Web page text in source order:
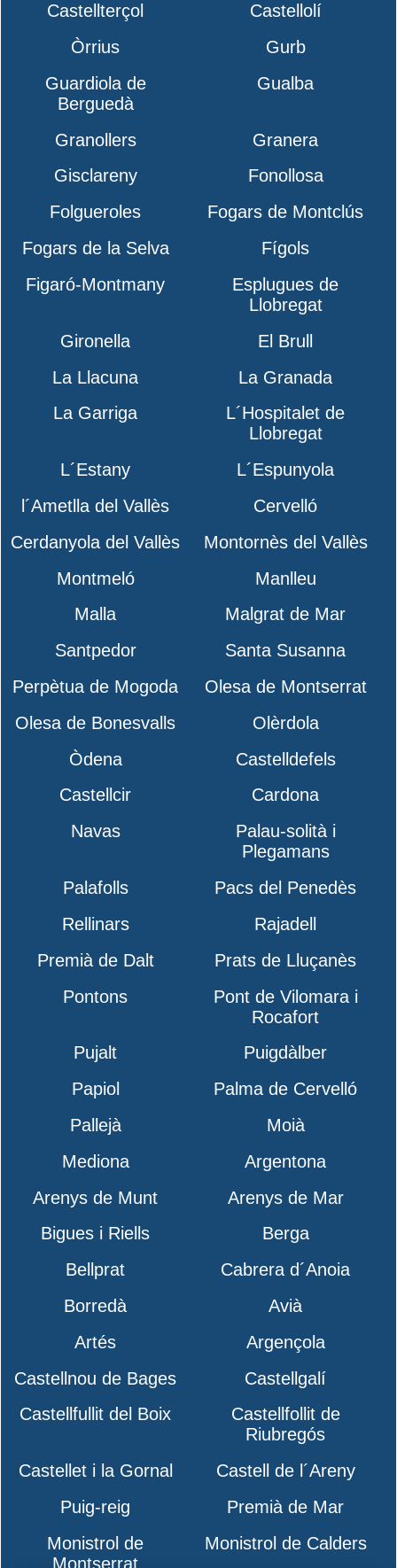
Castellterçol
Castellolí
Òrrius
Gurb
Guardiola de
Berguedà
Gualba
Granollers
Granera
Gisclareny
Fonollosa
Folgueroles
Fogars de Montclús
Fogars de la Selva
Fígols
Figaró-Montmany
Esplugues de
Llobregat
Gironella
El Brull
La Llacuna
La Granada
La Garriga
L´Hospitalet de
Llobregat
L´Estany
L´Espunyola
l´Ametlla del Vallès
Cervelló
Cerdanyola del Vallès
Montornès del Vallès
Montmeló
Manlleu
Malla
Malgrat de Mar
Santpedor
Santa Susanna
Perpètua de Mogoda
Olesa de Montserrat
Olesa de Bonesvalls
Olèrdola
Òdena
Castelldefels
Castellcir
Cardona
Navas
Palau-solità i
Plegamans
Palafolls
Pacs del Penedès
Rellinars
Rajadell
Premià de Dalt
Prats de Lluçanès
Pontons
Pont de Vilomara i
Rocafort
Pujalt
Puigdàlber
Papiol
Palma de Cervelló
Pallejà
Moià
Mediona
Argentona
Arenys de Munt
Arenys de Mar
Bigues i Riells
Berga
Bellprat
Cabrera d´Anoia
Borredà
Avià
Artés
Argençola
Castellnou de Bages
Castellgalí
Castellfullit del Boix
Castellfollit de
Riubregós
Castellet i la Gornal
Castell de l´Areny
Puig-reig
Premià de Mar
Monistrol de
Montserrat
Monistrol de Calders